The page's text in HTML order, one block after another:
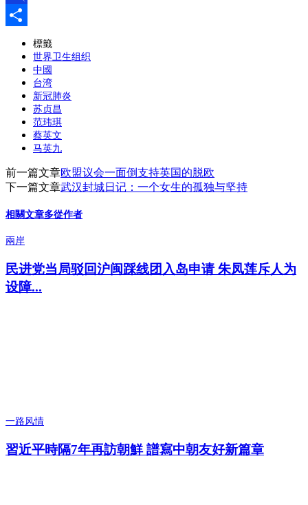
Pinboard
標籤
世界卫生组织
中國
台湾
新冠肺炎
苏贞昌
范玮琪
蔡英文
马英九
前一篇文章欧盟议会一面倒支持英国的脱欧
下一篇文章武汉封城日记：一个女生的孤独与坚持
相關文章多從作者
兩岸
民进党当局驳回沪闽踩线团入岛申请 朱凤莲斥人为
设障...
一路风情
習近平時隔7年再訪朝鮮 譜寫中朝友好新篇章